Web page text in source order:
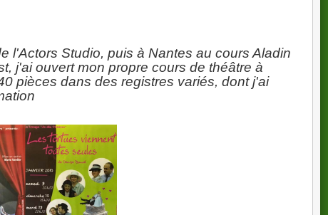
des personnages de théâtre et des émotions ?
et libératrice
l'Actors Studio, puis à Nantes au cours Aladin
j'ai ouvert mon propre cours de théâtre à
pièces dans des registres variés, dont j'ai